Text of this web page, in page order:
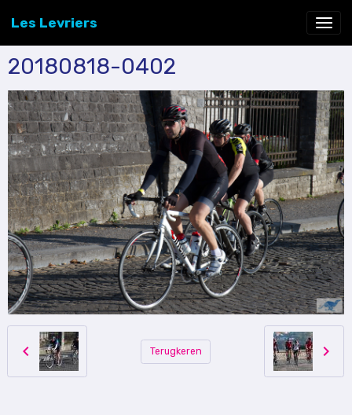
Les Levriers
20180818-0402
Terugkeren